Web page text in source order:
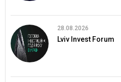
28.08.2026
Lviv Invest Forum